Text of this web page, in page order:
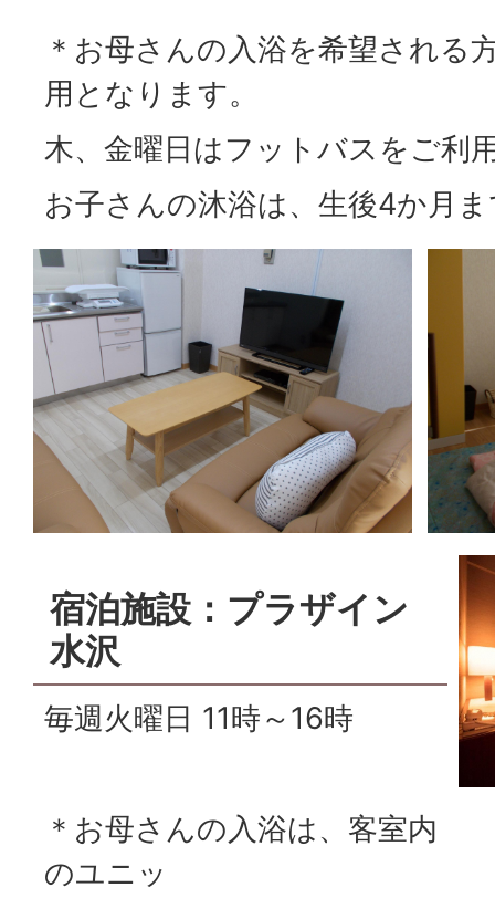
＊お母さんの入浴を希望される
用となります。
木、金曜日はフットバスをご利
お子さんの沐浴は、生後4か月
宿泊施設：プラザイン
水沢
毎週火曜日 11時～16時
＊お母さんの入浴は、客室内
のユニッ